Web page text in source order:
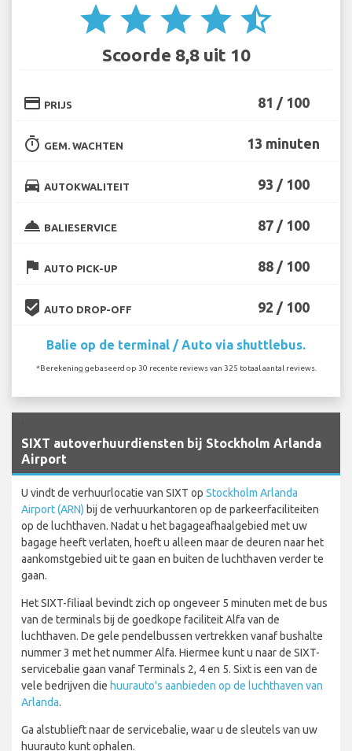
star star star star star_half
Scoorde 8,8 uit 10
credit_card PRIJS 81 / 100
timer GEM. WACHTEN 13 minuten
directions_car AUTOKWALITEIT 93 / 100
room_service BALIESERVICE 87 / 100
flag AUTO PICK-UP 88 / 100
beenhere AUTO DROP-OFF 92 / 100
Balie op de terminal / Auto via shuttlebus.
*Berekening gebaseerd op 30 recente reviews van 325 totaal aantal reviews.
SIXT autoverhuurdiensten bij Stockholm Arlanda
Airport
U vindt de verhuurlocatie van SIXT op Stockholm Arlanda
Airport (ARN) bij de verhuurkantoren op de parkeerfaciliteiten
op de luchthaven. Nadat u het bagageafhaalgebied met uw
bagage heeft verlaten, hoeft u alleen maar de deuren naar het
aankomstgebied uit te gaan en buiten de luchthaven verder te
gaan.
Het SIXT-filiaal bevindt zich op ongeveer 5 minuten met de bus
van de terminals bij de goedkope faciliteit Alfa van de
luchthaven. De gele pendelbussen vertrekken vanaf bushalte
nummer 3 met het nummer Alfa. Hiermee kunt u naar de SIXT-
servicebalie gaan vanaf Terminals 2, 4 en 5. Sixt is een van de
vele bedrijven die huurauto's aanbieden op de luchthaven van
Arlanda.
Ga alstublieft naar de servicebalie, waar u de sleutels van uw
huurauto kunt ophalen.